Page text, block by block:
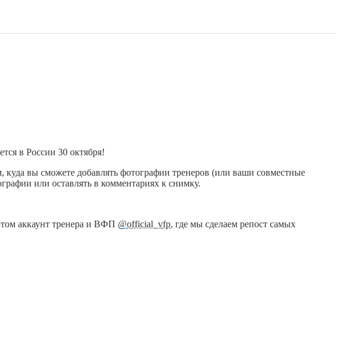
в России 30 октября!
вы сможете добавлять фотографии тренеров (или ваши совместные
или оставлять в комментариях к снимку.
аккаунт тренера и ВФП @official_vfp, где мы сделаем репост самых